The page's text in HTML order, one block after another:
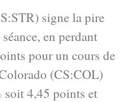
signe la pire
en perdant
pour un cours de
(CS:COL)
soit 4,45 points et